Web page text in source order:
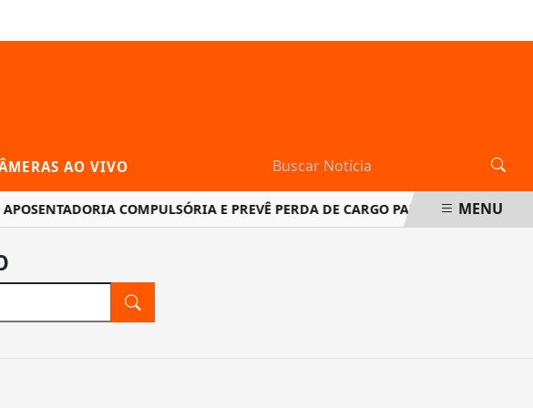
AO VIVO
COMPULSÓRIA E PREVÊ PERDA DE CARGO PARA JUIZ MENU